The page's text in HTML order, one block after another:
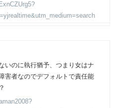
いのに執行猶予、つまり女はナ
害者なのでデフォルトで責任能